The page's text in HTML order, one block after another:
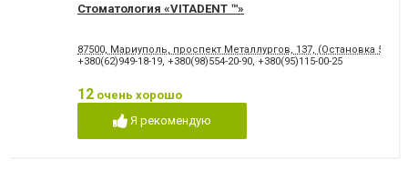
Стоматология «VITADENT ™»
87500, Мариуполь, проспект Металлургов, 137, (Остановка 5-
+380(62)949-18-19, +380(98)554-20-90, +380(95)115-00-25
12 очень хорошо
Я рекомендую